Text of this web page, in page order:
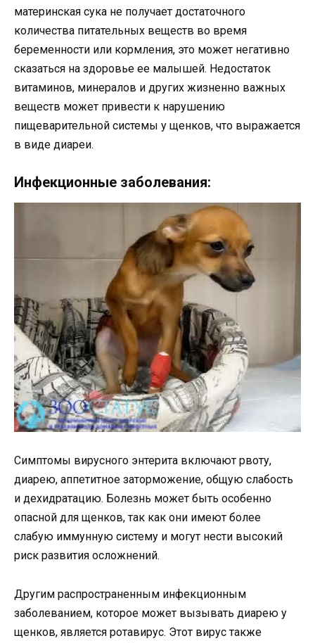
материнская сука не получает достаточного
количества питательных веществ во время
беременности или кормления, это может негативно
сказаться на здоровье ее малышей. Недостаток
витаминов, минералов и других жизненно важных
веществ может привести к нарушению
пищеварительной системы у щенков, что выражается
в виде диареи.
Инфекционные заболевания:
Симптомы вирусного энтерита включают рвоту,
диарею, аппетитное заторможение, общую слабость
и дехидратацию. Болезнь может быть особенно
опасной для щенков, так как они имеют более
слабую иммунную систему и могут нести высокий
риск развития осложнений.
Другим распространенным инфекционным
заболеванием, которое может вызывать диарею у
щенков, является ротавирус. Этот вирус также